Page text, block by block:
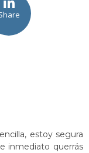
estoy segura
inmediato querrás